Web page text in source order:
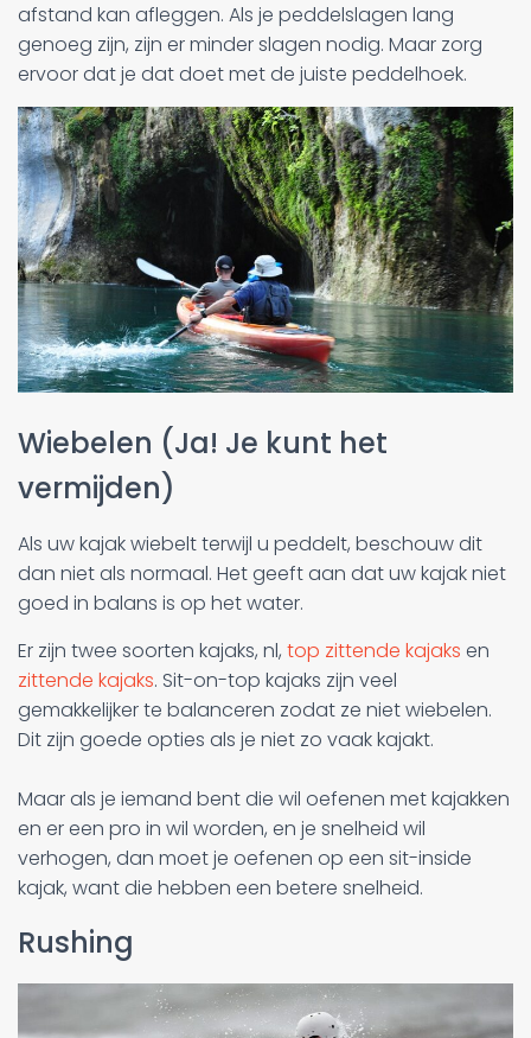
afstand kan afleggen. Als je peddelslagen lang
genoeg zijn, zijn er minder slagen nodig. Maar zorg
ervoor dat je dat doet met de juiste peddelhoek.
Wiebelen (Ja! Je kunt het
vermijden)
Als uw kajak wiebelt terwijl u peddelt, beschouw dit
dan niet als normaal. Het geeft aan dat uw kajak niet
goed in balans is op het water.
Er zijn twee soorten kajaks, nl, top zittende kajaks en
zittende kajaks. Sit-on-top kajaks zijn veel
gemakkelijker te balanceren zodat ze niet wiebelen.
Dit zijn goede opties als je niet zo vaak kajakt.
Maar als je iemand bent die wil oefenen met kajakken
en er een pro in wil worden, en je snelheid wil
verhogen, dan moet je oefenen op een sit-inside
kajak, want die hebben een betere snelheid.
Rushing